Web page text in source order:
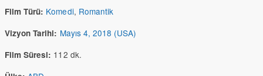
Film Türü: Komedi, Romantik
Vizyon Tarihi: Mayıs 4, 2018 (USA)
Film Süresi: 112 dk.